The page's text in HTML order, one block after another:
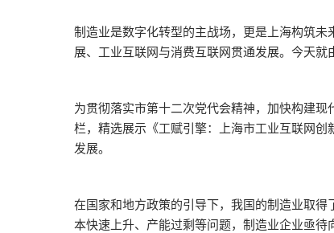
2026 NEPCON北京站
范区
同期展会ES SHOW
励展通
商务配
制造业是数字化转型的主战场，更是上海构筑
展、工业互联网与消费互联网贯通发展。今天就
为贯彻落实市第十二次党代会精神，加快构建
栏，精选展示《工赋引擎：上海市工业互联网
发展。
在国家和地方政策的引导下，我国的制造业取
本快速上升、产能过剩等问题，制造业企业亟